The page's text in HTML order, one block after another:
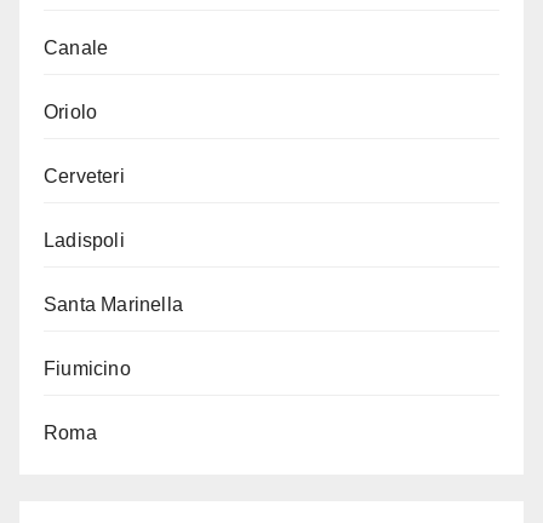
Canale
Oriolo
Cerveteri
Ladispoli
Santa Marinella
Fiumicino
Roma